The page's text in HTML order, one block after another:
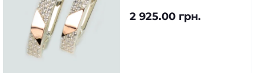
2 925.00 грн.